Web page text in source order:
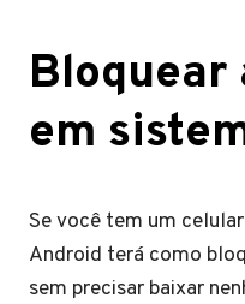
em
Se você tem um
Android terá como
sem precisar baixar